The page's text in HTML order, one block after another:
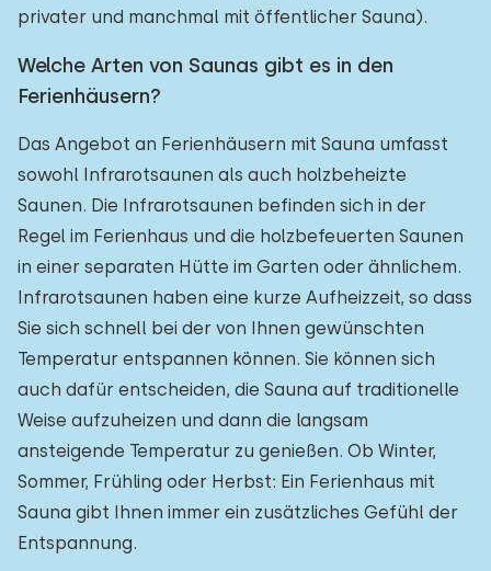
privater und manchmal mit öffentlicher Sauna).
Welche Arten von Saunas gibt es in den
Ferienhäusern?
Das Angebot an Ferienhäusern mit Sauna umfasst
sowohl Infrarotsaunen als auch holzbeheizte
Saunen. Die Infrarotsaunen befinden sich in der
Regel im Ferienhaus und die holzbefeuerten Saunen
in einer separaten Hütte im Garten oder ähnlichem.
Infrarotsaunen haben eine kurze Aufheizzeit, so dass
Sie sich schnell bei der von Ihnen gewünschten
Temperatur entspannen können. Sie können sich
auch dafür entscheiden, die Sauna auf traditionelle
Weise aufzuheizen und dann die langsam
ansteigende Temperatur zu genießen. Ob Winter,
Sommer, Frühling oder Herbst: Ein Ferienhaus mit
Sauna gibt Ihnen immer ein zusätzliches Gefühl der
Entspannung.